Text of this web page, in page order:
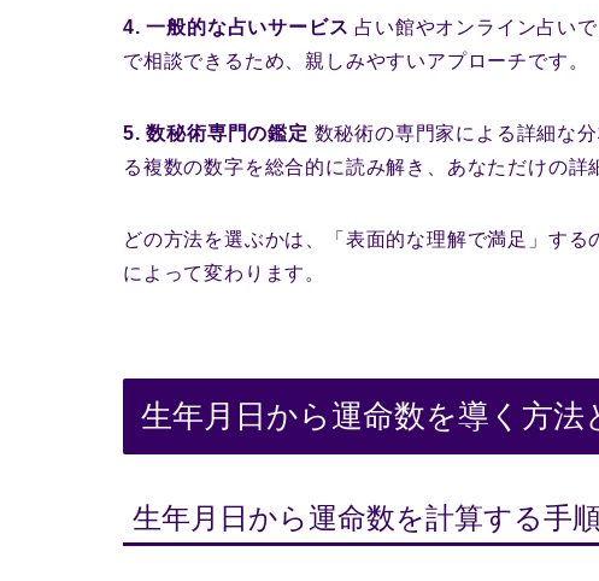
4. 一般的な占いサービス 占い館やオンライン占い
で相談できるため、親しみやすいアプローチです。
5. 数秘術専門の鑑定 数秘術の専門家による詳細な
る複数の数字を総合的に読み解き、あなただけの詳
どの方法を選ぶかは、「表面的な理解で満足」す
によって変わります。
生年月日から運命数を導く方法
生年月日から運命数を計算する手